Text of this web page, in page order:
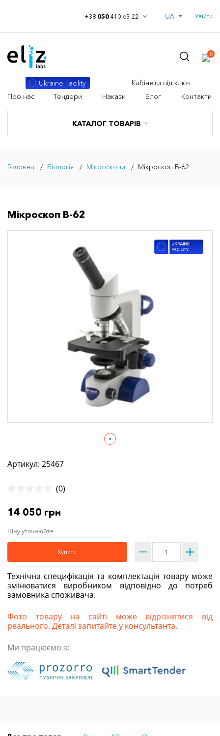
+38 050410-63-22 Увійти
КАТАЛОГ ТОВАРІВ
Ukraine Facility
Кабінети під ключ
Про нас
Тендери Накази Блог Контакти
0
Головна Біологія Мікроскопи Мікроскоп B-62
Мікроскоп B-62
Артикул: 25467
(0)
14 050 грн
Ціну уточнюйте
Купити
Технічна специфікація та комплектація товару може
змінюватися виробником відповідно до потреб
замовника споживача.
Фото товару на сайті може відрізнятися від
реального. Деталі запитайте у консультанта.
Ми працюємо з: